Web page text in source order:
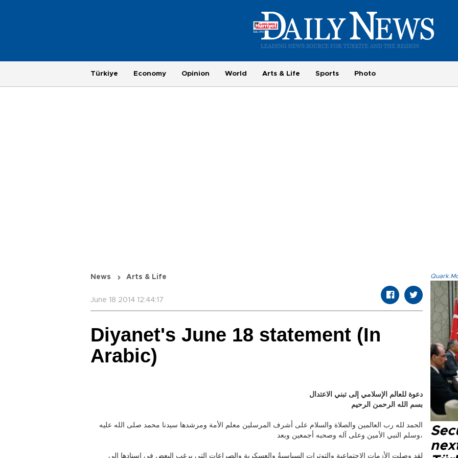
Türkiye Economy Opinion World Arts & Life Sports Photo
News Arts & Life
June 18 2014 12:44:17
Diyanet's June 18 statement (In
Arabic)
دعوة للعالم الإسلامي إلى تبني الاعتدال
بسم الله الرحمن الرحيم
الحمد لله رب العالمين والصلاة والسلام على أشرف المرسلين معلم الأمة ومرشدها سيدنا محمد صلى الله عليه
وسلم النبي الأمين وعلى آله وصحبه أجمعين وبعد،
لقد وصلت الأزمات الاجتماعية والتوترات السياسيةُ والعسكرية والصراعات التي يرغب البعض في إسنادها إلى